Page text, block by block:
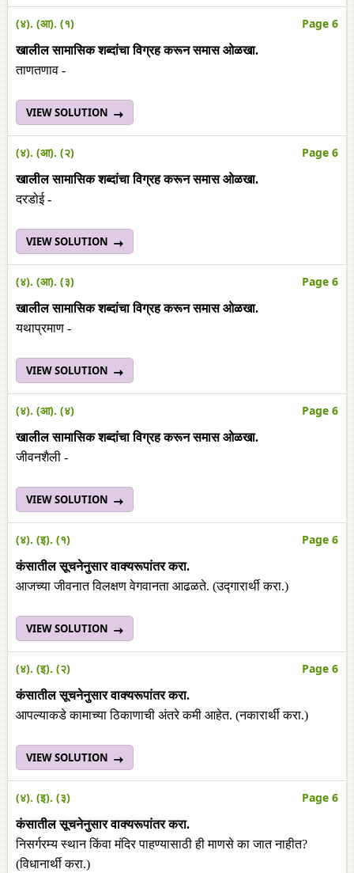
(४). (आ). (१) Page 6
खालील सामासिक शब्दांचा विग्रह करून समास ओळखा.
ताणतणाव -
VIEW SOLUTION
(४). (आ). (२) Page 6
खालील सामासिक शब्दांचा विग्रह करून समास ओळखा.
दरडोई -
VIEW SOLUTION
(४). (आ). (३) Page 6
खालील सामासिक शब्दांचा विग्रह करून समास ओळखा.
यथाप्रमाण -
VIEW SOLUTION
(४). (आ). (४) Page 6
खालील सामासिक शब्दांचा विग्रह करून समास ओळखा.
जीवनशैली -
VIEW SOLUTION
(४). (इ). (१) Page 6
कंसातील सूचनेनुसार वाक्यरूपांतर करा.
आजच्या जीवनात विलक्षण वेगवानता आढळते. (उद्गारार्थी करा.)
VIEW SOLUTION
(४). (इ). (२) Page 6
कंसातील सूचनेनुसार वाक्यरूपांतर करा.
आपल्याकडे कामाच्या ठिकाणाची अंतरे कमी आहेत. (नकारार्थी करा.)
VIEW SOLUTION
(४). (इ). (३) Page 6
कंसातील सूचनेनुसार वाक्यरूपांतर करा.
निसर्गरम्य स्थान किंवा मंदिर पाहण्यासाठी ही माणसे का जात नाहीत?
(विधानार्थी करा.)